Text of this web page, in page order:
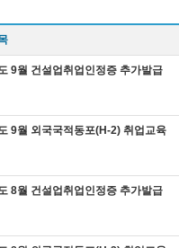
9월 건설업취업인정증 추가발급
9월 외국국적동포(H-2) 취업교육
8월 건설업취업인정증 추가발급